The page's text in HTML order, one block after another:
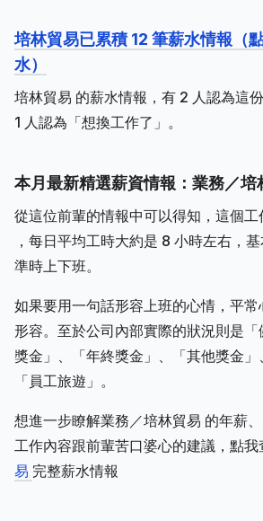
培林貿易已累積 12 筆薪水情報（
水）
培林貿易 的薪水情報，有 2 人認為這
1 人認為「想換工作了」。
本月最新精選薪資情報：業務／培
從這位前輩的情報中可以得知，這個
，每日平均工時大約是 8 小時左右，
準時上下班。
如果要用一句話形容上班的心情，平
形容。至於公司內部實際的狀況則是
獎金」、「年終獎金」、「其他獎金」
「員工旅遊」。
想進一步瞭解業務／培林貿易 的年薪
工作內容跟前輩苦口婆心的建議，點我
易 完整薪水情報